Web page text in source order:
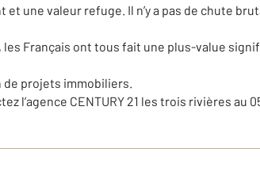
une valeur refuge. Il n’y a pas de chute
Français ont tous fait une plus-value
projets immobiliers.
l’agence CENTURY 21 les trois rivières au